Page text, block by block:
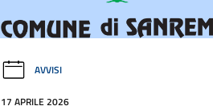
AVVISI
17 APRILE 2026